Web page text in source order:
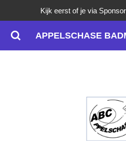
naar
de
APPELSCHASE
Kijk eerst of je via